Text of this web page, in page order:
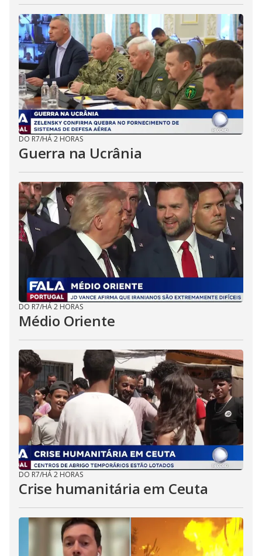
DO R7/HÁ 2 HORAS
Guerra na Ucrânia
DO R7/HÁ 2 HORAS
Médio Oriente
DO R7/HÁ 2 HORAS
Crise humanitária em Ceuta